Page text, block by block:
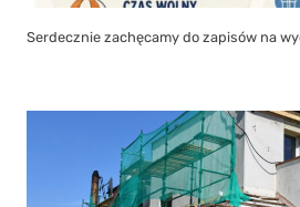
Serdecznie zachęcamy do zapisów na